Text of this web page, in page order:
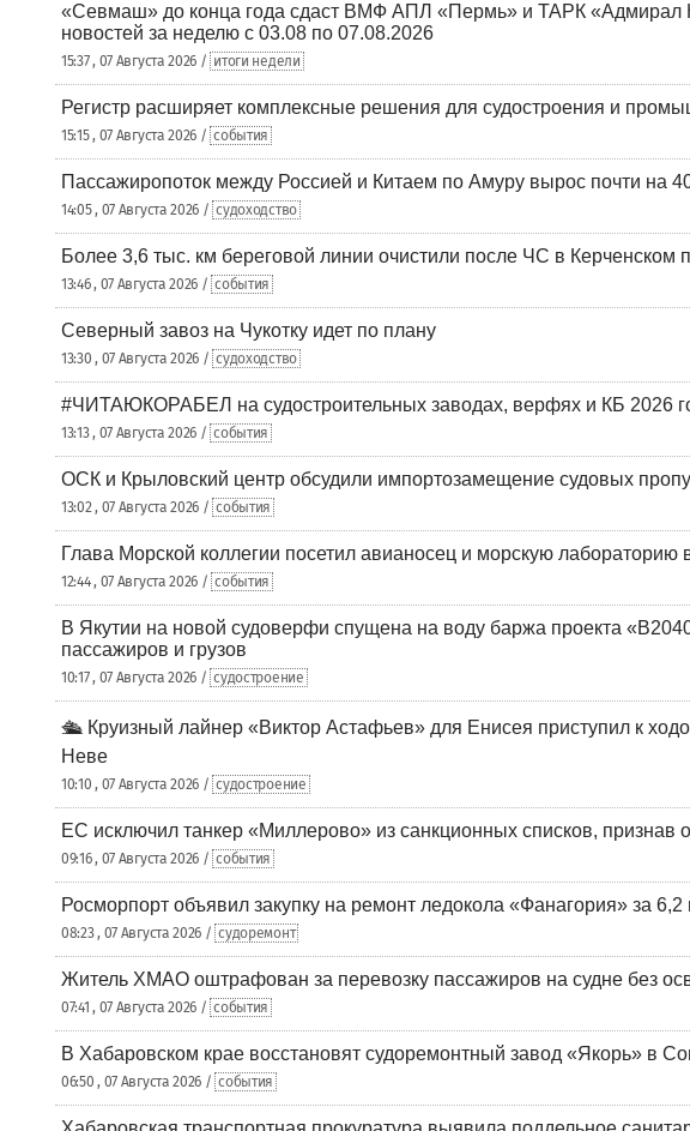
«Севмаш» до конца года сдаст ВМФ АПЛ «Пермь» и ТАРК «Адмирал
новостей за неделю с 03.08 по 07.08.2026
15:37 , 07 Августа 2026 / итоги недели
Регистр расширяет комплексные решения для судостроения и
15:15 , 07 Августа 2026 / события
Пассажиропоток между Россией и Китаем по Амуру вырос почти на
14:05 , 07 Августа 2026 / судоходство
Более 3,6 тыс. км береговой линии очистили после ЧС в Керченском
13:46 , 07 Августа 2026 / события
Северный завоз на Чукотку идет по плану
13:30 , 07 Августа 2026 / судоходство
#ЧИТАЮКОРАБЕЛ на судостроительных заводах, верфях и КБ 2026
13:13 , 07 Августа 2026 / события
ОСК и Крыловский центр обсудили импортозамещение судовых
13:02 , 07 Августа 2026 / события
Глава Морской коллегии посетил авианосец и морскую
12:44 , 07 Августа 2026 / события
В Якутии на новой судоверфи спущена на воду баржа проекта
пассажиров и грузов
10:17 , 07 Августа 2026 / судостроение
🛳️ Круизный лайнер «Виктор Астафьев» для Енисея приступил к
Неве
10:10 , 07 Августа 2026 / судостроение
ЕС исключил танкер «Миллерово» из санкционных списков, признав
09:16 , 07 Августа 2026 / события
Росморпорт объявил закупку на ремонт ледокола «Фанагория» за 6,2
08:23 , 07 Августа 2026 / судоремонт
Житель ХМАО оштрафован за перевозку пассажиров на судне без
07:41 , 07 Августа 2026 / события
В Хабаровском крае восстановят судоремонтный завод «Якорь» в
06:50 , 07 Августа 2026 / события